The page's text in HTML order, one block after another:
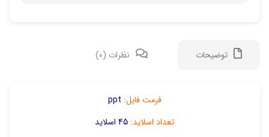
توضیحات نظرات (0)
فرمت فایل: ppt
تعداد اسلاید: 45 اسلاید